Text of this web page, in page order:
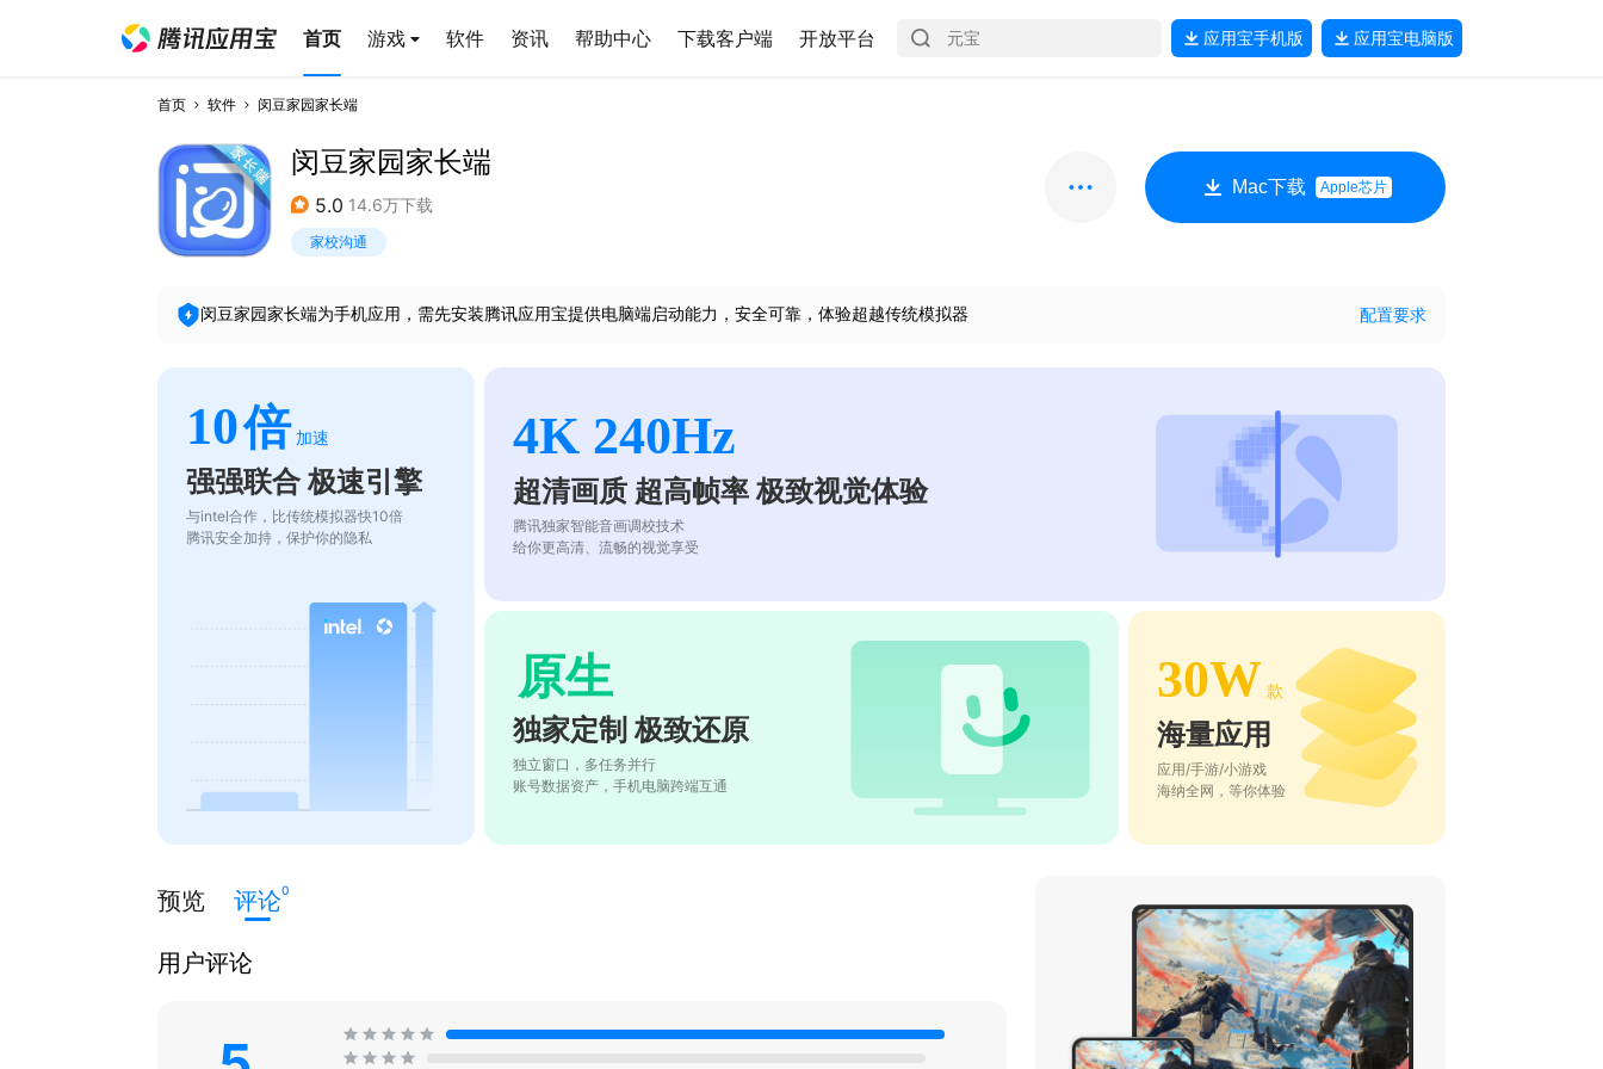
首页 游戏 软件 资讯 帮助中心 下载客户端 开放平台 应用宝手机版 应用宝电脑版
首页 软件 闵豆家园家长端
闵豆家园家长端
5.0 14.6万下载
家校沟通
Mac下载 Apple芯片
闵豆家园家长端为手机应用，需先安装腾讯应用宝提供电脑端启动能力，安全可靠，体验超越传统模拟器 配置要求
10倍 加速
强强联合 极速引擎
与intel合作，比传统模拟器快10倍
腾讯安全加持，保护你的隐私
4K 240Hz
超清画质 超高帧率 极致视觉体验
腾讯独家智能音画调校技术
给你更高清、流畅的视觉享受
原生
独家定制 极致还原
独立窗口，多任务并行
账号数据资产，手机电脑跨端互通
30W 款
海量应用
应用/手游/小游戏
海纳全网，等你体验
预览 评论0
用户评论